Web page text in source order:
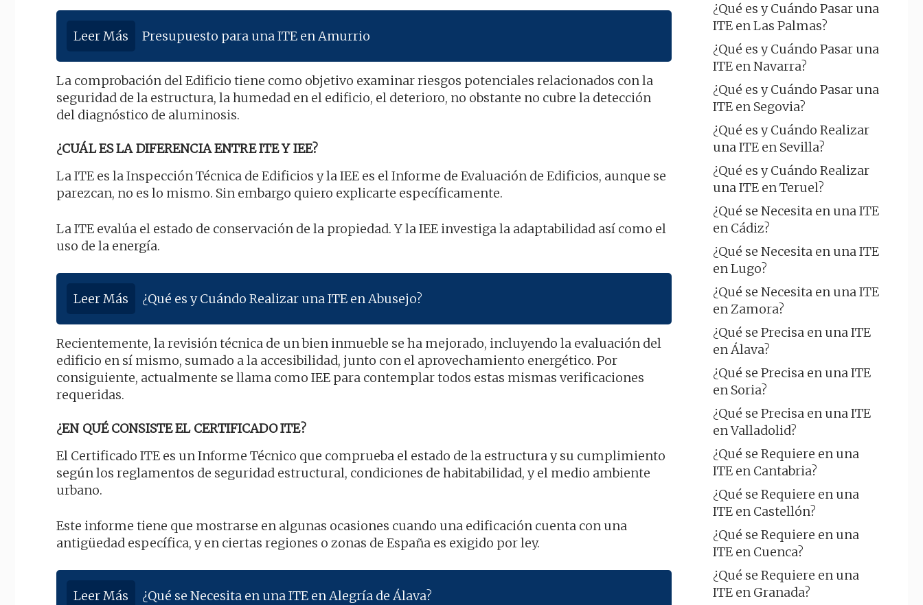
Leer Más Presupuesto para una ITE en Amurrio
La comprobación del Edificio tiene como objetivo examinar riesgos potenciales relacionados con la
seguridad de la estructura, la humedad en el edificio, el deterioro, no obstante no cubre la detección
del diagnóstico de aluminosis.
¿CUÁL ES LA DIFERENCIA ENTRE ITE Y IEE?
La ITE es la Inspección Técnica de Edificios y la IEE es el Informe de Evaluación de Edificios, aunque se
parezcan, no es lo mismo. Sin embargo quiero explicarte específicamente.
La ITE evalúa el estado de conservación de la propiedad. Y la IEE investiga la adaptabilidad así como el
uso de la energía.
Leer Más ¿Qué es y Cuándo Realizar una ITE en Abusejo?
Recientemente, la revisión técnica de un bien inmueble se ha mejorado, incluyendo la evaluación del
edificio en sí mismo, sumado a la accesibilidad, junto con el aprovechamiento energético. Por
consiguiente, actualmente se llama como IEE para contemplar todos estas mismas verificaciones
requeridas.
¿EN QUÉ CONSISTE EL CERTIFICADO ITE?
El Certificado ITE es un Informe Técnico que comprueba el estado de la estructura y su cumplimiento
según los reglamentos de seguridad estructural, condiciones de habitabilidad, y el medio ambiente
urbano.
Este informe tiene que mostrarse en algunas ocasiones cuando una edificación cuenta con una
antigüedad específica, y en ciertas regiones o zonas de España es exigido por ley.
Leer Más ¿Qué se Necesita en una ITE en Alegría de Álava?
¿Qué es y Cuándo Pasar una
ITE en Las Palmas?
¿Qué es y Cuándo Pasar una
ITE en Navarra?
¿Qué es y Cuándo Pasar una
ITE en Segovia?
¿Qué es y Cuándo Realizar
una ITE en Sevilla?
¿Qué es y Cuándo Realizar
una ITE en Teruel?
¿Qué se Necesita en una ITE
en Cádiz?
¿Qué se Necesita en una ITE
en Lugo?
¿Qué se Necesita en una ITE
en Zamora?
¿Qué se Precisa en una ITE
en Álava?
¿Qué se Precisa en una ITE
en Soria?
¿Qué se Precisa en una ITE
en Valladolid?
¿Qué se Requiere en una
ITE en Cantabria?
¿Qué se Requiere en una
ITE en Castellón?
¿Qué se Requiere en una
ITE en Cuenca?
¿Qué se Requiere en una
ITE en Granada?